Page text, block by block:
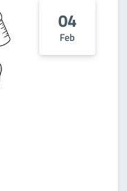
04
Feb